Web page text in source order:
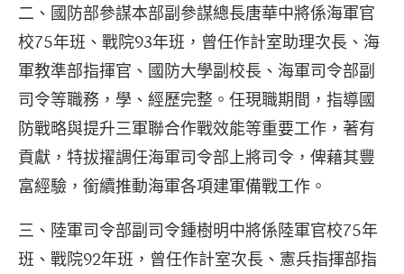
二、國防部參謀本部副參謀總長唐華中將係海軍官
校75年班、戰院93年班，曾任作計室助理次長、海
軍教準部指揮官、國防大學副校長、海軍司令部副
司令等職務，學、經歷完整。任現職期間，指導國
防戰略與提升三軍聯合作戰效能等重要工作，著有
貢獻，特拔擢調任海軍司令部上將司令，俾藉其豐
富經驗，銜續推動海軍各項建軍備戰工作。
三、陸軍司令部副司令鍾樹明中將係陸軍官校75年
班、戰院92年班，曾任作計室次長、憲兵指揮部指